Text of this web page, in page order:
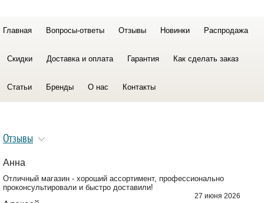
Главная Вопросы-ответы Отзывы Новинки Распродажа
Скидки Доставка и оплата Гарантия Как сделать заказ
Статьи Бренды О нас Контакты
Отзывы
Анна
Отличный магазин - хороший ассортимент, профессионально
проконсультировали и быстро доставили!
27 июня 2026